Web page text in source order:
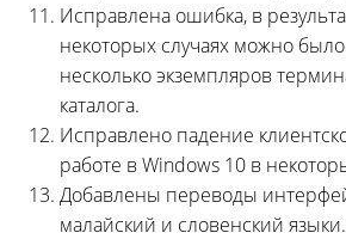
Исправлена ошибка, в
некоторых случаях можно было
несколько экземпляров
каталога.
Исправлено падение
работе в Windows 10 в
Добавлены переводы
малайский и словенский